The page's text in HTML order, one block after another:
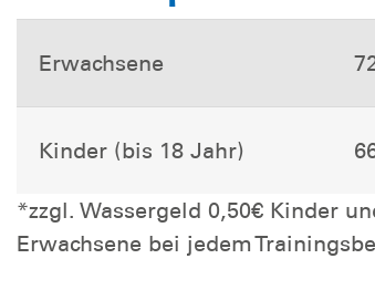
Erwachsene
Kinder (bis 18 Jahr)
*zzgl. Wassergeld 0,50€ Kinder
Erwachsene bei jedem